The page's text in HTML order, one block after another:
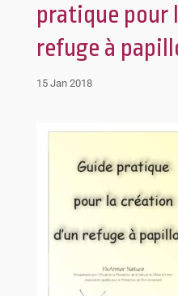
pratique pour
refuge à
15 Jan 2018